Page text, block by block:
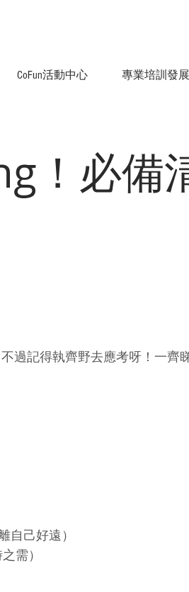
CoFun活動中心 專業培訓發
！必備
過記得執齊野去應考呀！一齊
自己好遠）
需）